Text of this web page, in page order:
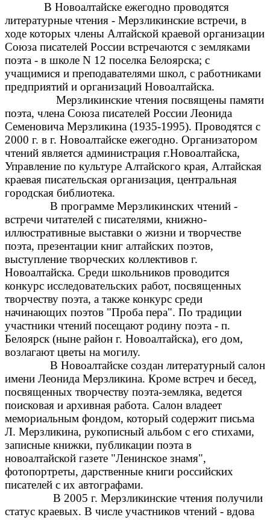
В Новоалтайске ежегодно проводятся
литературные чтения - Мерзликинские встречи, в
ходе которых члены Алтайской краевой организации
Союза писателей России встречаются с земляками
поэта - в школе N 12 поселка Белоярска; с
учащимися и преподавателями школ, с работниками
предприятий и организаций Новоалтайска.
Мерзликинские чтения посвящены памяти
поэта, члена Союза писателей России Леонида
Семеновича Мерзликина (1935-1995). Проводятся с
2000 г. в г. Новоалтайске ежегодно. Организатором
чтений является администрация г.Новоалтайска,
Управление по культуре Алтайского края, Алтайская
краевая писательская организация, центральная
городская библиотека.
В программе Мерзликинских чтений -
встречи читателей с писателями, книжно-
иллюстративные выставки о жизни и творчестве
поэта, презентации книг алтайских поэтов,
выступление творческих коллективов г.
Новоалтайска. Среди школьников проводится
конкурс исследовательских работ, посвященных
творчеству поэта, а также конкурс среди
начинающих поэтов "Проба пера". По традиции
участники чтений посещают родину поэта - п.
Белоярск (ныне район г. Новоалтайска), его дом,
возлагают цветы на могилу.
В Новоалтайске создан литературный салон
имени Леонида Мерзликина. Кроме встреч и бесед,
посвященных творчеству поэта-земляка, ведется
поисковая и архивная работа. Салон владеет
мемориальным фондом, который содержит письма
Л. Мерзликина, рукописный альбом с его стихами,
записные книжки, публикации поэта в
новоалтайской газете "Ленинское знамя",
фотопортреты, дарственные книги российских
писателей с их автографами.
В 2005 г. Мерзликинские чтения получили
статус краевых. В числе участников чтений - вдова